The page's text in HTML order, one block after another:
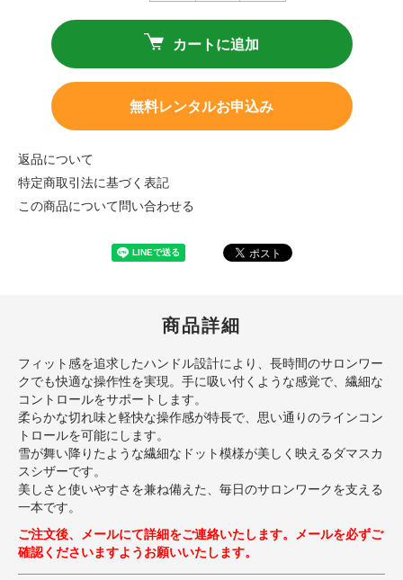
カートに追加
無料レンタルお申込み
返品について
特定商取引法に基づく表記
この商品について問い合わせる
商品詳細
フィット感を追求したハンドル設計により、長時間のサロンワー
クでも快適な操作性を実現。手に吸い付くような感覚で、繊細な
コントロールをサポートします。
柔らかな切れ味と軽快な操作感が特長で、思い通りのラインコン
トロールを可能にします。
雪が舞い降りたような繊細なドット模様が美しく映えるダマスカ
スシザーです。
美しさと使いやすさを兼ね備えた、毎日のサロンワークを支える
一本です。
ご注文後、メールにて詳細をご連絡いたします。メールを必ずご
確認くださいますようお願いいたします。